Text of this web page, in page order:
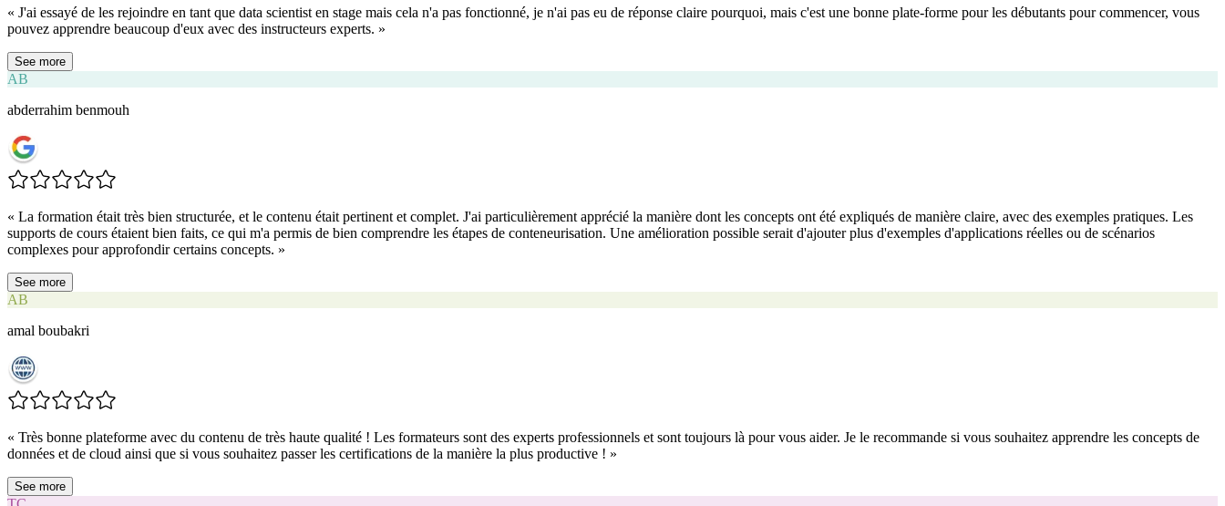
« J'ai essayé de les rejoindre en tant que data scientist en stage mais cela n'a pas fonctionné, je n'ai pas eu de réponse claire pourquoi, mais c'est une bonne plate-forme pour les débutants pour commencer, vous
pouvez apprendre beaucoup d'eux avec des instructeurs experts. »
See more
AB
abderrahim benmouh
« La formation était très bien structurée, et le contenu était pertinent et complet. J'ai particulièrement apprécié la manière dont les concepts ont été expliqués de manière claire, avec des exemples pratiques. Les
supports de cours étaient bien faits, ce qui m'a permis de bien comprendre les étapes de conteneurisation. Une amélioration possible serait d'ajouter plus d'exemples d'applications réelles ou de scénarios
complexes pour approfondir certains concepts. »
See more
AB
amal boubakri
« Très bonne plateforme avec du contenu de très haute qualité ! Les formateurs sont des experts professionnels et sont toujours là pour vous aider. Je le recommande si vous souhaitez apprendre les concepts de
données et de cloud ainsi que si vous souhaitez passer les certifications de la manière la plus productive ! »
See more